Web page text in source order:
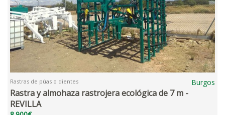
Rastras de púas o dientes Burgos
Rastra y almohaza rastrojera ecológica de 7 m -
REVILLA